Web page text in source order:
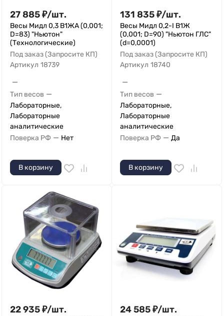
27 885₽/шт.
Весы Мидл 0,3 В1ЖА (0,001;
D=83) "Ньютон"
(Технологические)
Под заказ (Запросите КП)
Артикул 18739
—
Тип весов —
Лабораторные,
Лабораторные
аналитические
Поверка РФ — Нет
В корзину
131 835₽/шт.
Весы Мидл 0,2-I В1Ж
(0,001; D=90) "Ньютон ГЛС"
(d=0,0001)
Под заказ (Запросите КП)
Артикул 18740
—
Тип весов —
Лабораторные,
Лабораторные
аналитические
Поверка РФ — Да
В корзину
22 935₽/шт. 24 585₽/шт.